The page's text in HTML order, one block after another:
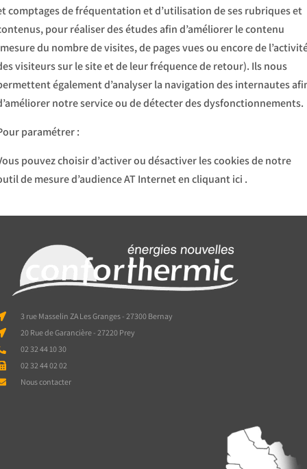
comptages de fréquentation et d’utilisation de ses rubriques et
pour réaliser des études afin d’améliorer le contenu
du nombre de visites, de pages vues ou encore de
visiteurs sur le site et de leur fréquence de retour). Ils nous
également d’analyser la navigation des internautes
notre service ou de détecter des dysfonctionnements.
paramétrer :
pouvez choisir d’activer ou désactiver les cookies de notre
de mesure d’audience AT Internet encliquant ici .
3 rue Masselin ZA Les Granges - 27300 Bernay
20 Rue de Garancière - 27220 Prey
02 32 44 10 30
02 32 44 02 02
Nous contacter